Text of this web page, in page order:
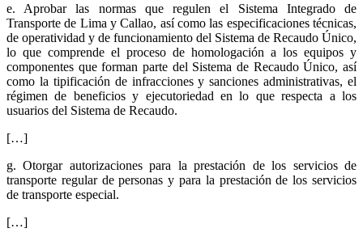
e. Aprobar las normas que regulen el Sistema Integrado de
Transporte de Lima y Callao, así como las especificaciones técnicas,
de operatividad y de funcionamiento del Sistema de Recaudo Único,
lo que comprende el proceso de homologación a los equipos y
componentes que forman parte del Sistema de Recaudo Único, así
como la tipificación de infracciones y sanciones administrativas, el
régimen de beneficios y ejecutoriedad en lo que respecta a los
usuarios del Sistema de Recaudo.
[…]
g. Otorgar autorizaciones para la prestación de los servicios de
transporte regular de personas y para la prestación de los servicios
de transporte especial.
[…]